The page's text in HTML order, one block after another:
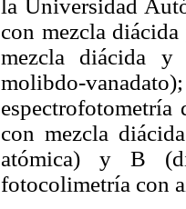
la Universidad
con mezcla
mezcla diácida y
molibdo-
con mezcla
atómica) y B
fotocolimetría con